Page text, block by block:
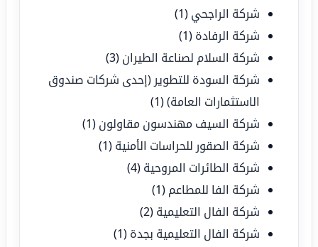
شركة الراجحي (1)
شركة الرفادة (1)
شركة السلام لصناعة الطيران (3)
شركة السودة للتطوير (إحدى شركات صندوق
الاستثمارات العامة)(1)
شركة السيف مهندسون مقاولون (1)
شركة الصقور للحراسات الأمنية (1)
شركة الطائرات المروحية (4)
شركة الفا للمطاعم (1)
شركة الفال التعليمية (2)
شركة الفال التعليمية بجدة (1)